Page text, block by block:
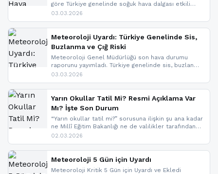
göre Türkiye genelinde soğuk hava dalgası etkili
oluyor. Birçok il için kar yağışı ve buzlanma uyarısı
03.03.2026
Meteoroloji Uyardı: Türkiye Genelinde Sis,
Buzlanma ve Çığ Riski
Meteoroloji Genel Müdürlüğü son hava durumu
raporunu yayımladı. Türkiye genelinde sis, buzlanma
ve don beklenirken Doğu Anadolu ve Doğu
yapıldı. İşte son dakika meteoroloji gelişmeleri.
03.03.2026
Yarın Okullar Tatil Mi? Resmi Açıklama Var
Mı? İşte Son Durum
“Yarın okullar tatil mi?” sorusuna ilişkin şu ana kadar
ne Millî Eğitim Bakanlığı ne de valilikler tarafından
yapılmış resmi bir tatil açıklaması bulunmamaktadır.
paylaşacağız. En hızlı şekilde haberdar olmak için
sitemizi takip edebilir ve bildirimleri açabilirsiniz.
02.03.2026
Meteoroloji 5 Gün için Uyardı
Meteoroloji Kritik 5 Gün için Uyardı ve Ekledi